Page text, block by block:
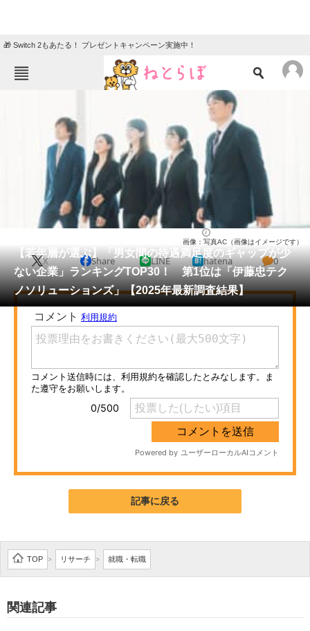
🎁 Switch 2もあたる！ プレゼントキャンペーン実施中！
クイズ
地域
教育・育児
リサーチ
会員記事
メディア
注目記事を集めた総合ページ
ITの今と未来を見通す
スマホと通信の最新トレンド
進化するPCとデバイスの未来
AI活用のいまが分かる
経営リーダーのコミュニティ
マーケ×ITの今がよく分かる
ITエンジニア向け専門サイト
【若年層が選ぶ】「男女間の待遇満足度のギャップが少
ない企業」ランキングTOP30！ 第1位は「伊藤忠テク
ノソリューションズ」【2025年最新調査結果】
画像：写真AC（画像はイメージです）
X Share LINE hatena 0
記事に戻る
TOP > リサーチ > 就職・転職
関連記事